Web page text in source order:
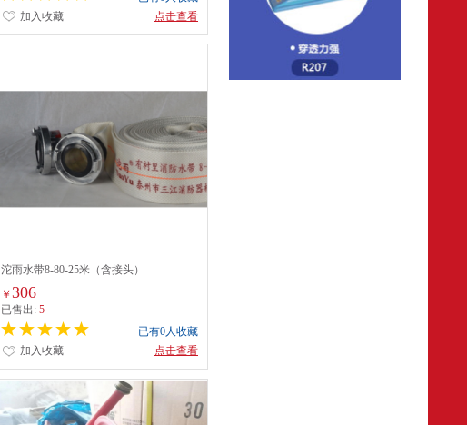
点击查看
加入收藏
沱雨水带8-80-25米（含接头）
￥ 306
已售出: 5
已有0人收藏
点击查看
加入收藏